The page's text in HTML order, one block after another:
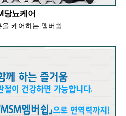
당뇨케어
을 케어하는 멤버쉽